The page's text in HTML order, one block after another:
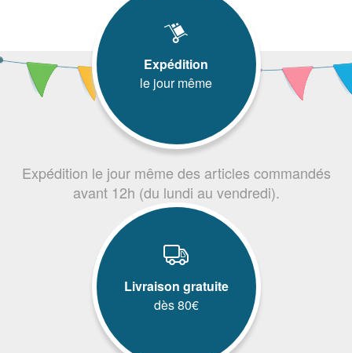
Expédition
le jour même
Expédition le jour même des articles commandés
avant 12h (du lundi au vendredi).
Livraison gratuite
dès 80€